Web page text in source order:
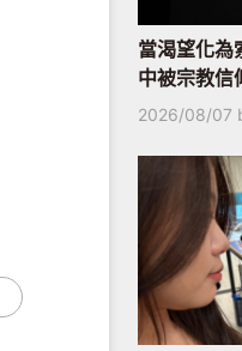
當渴望化
中被宗教信
2026/08/07